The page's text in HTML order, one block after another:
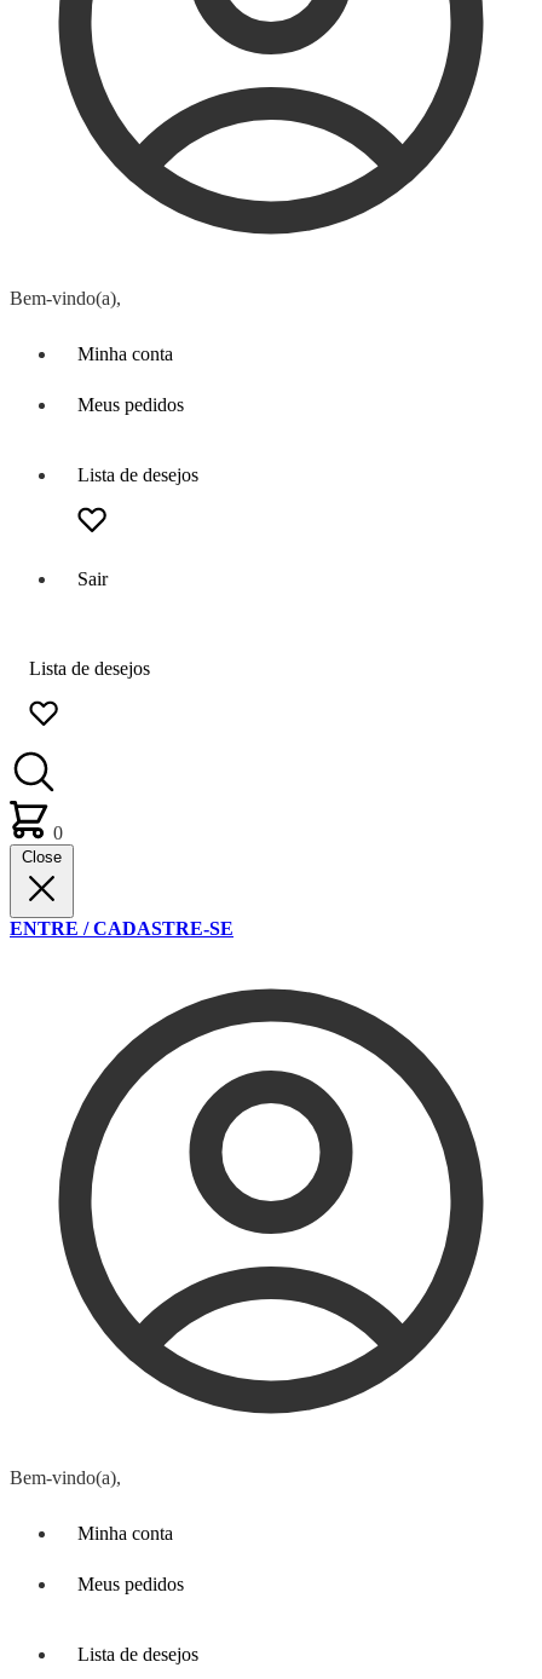
Bem-vindo(a),
Minha conta
Meus pedidos
Lista de desejos
Sair
Lista de desejos
0
Close
ENTRE / CADASTRE-SE
Bem-vindo(a),
Minha conta
Meus pedidos
Lista de desejos